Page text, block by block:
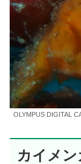
OLYMPUS DIGITAL
カイメ